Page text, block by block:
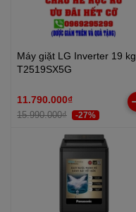
Máy giặt LG Inverter 19 kg
T2519SX5G
11.790.000₫
15.990.000₫ -27%